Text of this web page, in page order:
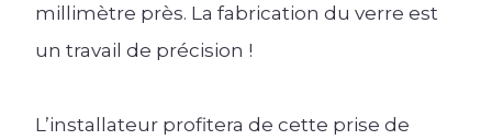
millimètre près. La fabrication du verre est
un travail de précision !
L’installateur profitera de cette prise de